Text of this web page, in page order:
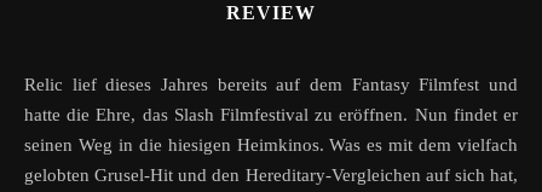
REVIEW
Relic lief dieses Jahres bereits auf dem Fantasy Filmfest und
hatte die Ehre, das Slash Filmfestival zu eröffnen. Nun findet er
seinen Weg in die hiesigen Heimkinos. Was es mit dem vielfach
gelobten Grusel-Hit und den Hereditary-Vergleichen auf sich hat,